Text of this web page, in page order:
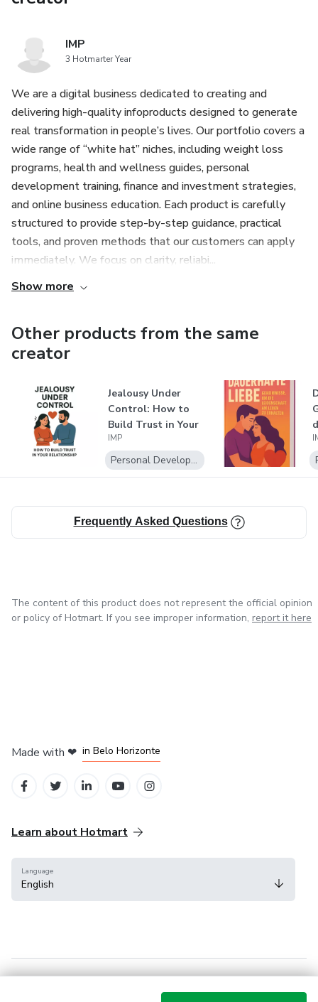
IMP
3 Hotmarter Year
We are a digital business dedicated to creating and
delivering high-quality infoproducts designed to generate
real transformation in people’s lives. Our portfolio covers a
wide range of “white hat” niches, including weight loss
programs, health and wellness guides, personal
development training, finance and investment strategies,
and online business education. Each product is carefully
structured to provide step-by-step guidance, practical
tools, and proven methods that our customers can apply
immediately. We focus on clarity, reliabi...
Show more
Other products from the same
creator
Jealousy Under
Control: How to
Build Trust in Your
Relations...
IMP
Personal Development
Frequently Asked Questions
The content of this product does not represent the official opinion
or policy of Hotmart. If you see improper information, report it here
Made with ❤ in Belo Horizonte
Learn about Hotmart
Language
English